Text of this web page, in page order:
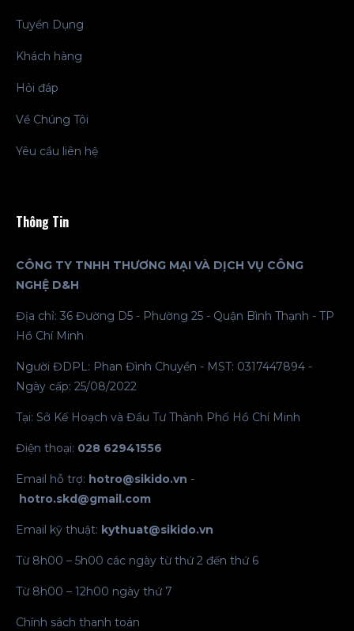
Tuyển Dụng
Khách hàng
Hỏi đáp
Về Chúng Tôi
Yêu cầu liên hệ
Thông Tin
CÔNG TY TNHH THƯƠNG MẠI VÀ DỊCH VỤ CÔNG
NGHỆ D&H
Địa chỉ: 36 Đường D5 - Phường 25 - Quận Bình Thạnh - TP
Hồ Chí Minh
Người ĐDPL: Phan Đình Chuyền - MST: 0317447894 -
Ngày cấp: 25/08/2022
Tại: Sở Kế Hoạch và Đầu Tư Thành Phố Hồ Chí Minh
Điện thoại: 028 62941556
Email hỗ trợ: hotro@sikido.vn -
hotro.skd@gmail.com
Email kỹ thuật: kythuat@sikido.vn
Từ 8h00 – 5h00 các ngày từ thứ 2 đến thứ 6
Từ 8h00 – 12h00 ngày thứ 7
Chính sách thanh toán